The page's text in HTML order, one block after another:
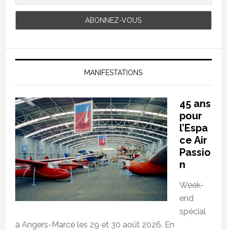
MANIFESTATIONS
45 ans
pour
l’Espa
ce Air
Passio
n
Week-
end
spécial
à Angers-Marcé les 29 et 30 août 2026. En